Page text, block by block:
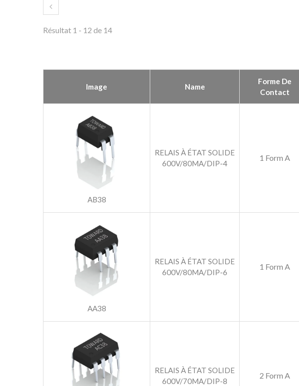
Résultat 1 - 12 de 14
Image Name
Forme De
Contact
AB38
RELAIS À ÉTAT SOLIDE
600V/80MA/DIP-4
1 Form A
AA38
RELAIS À ÉTAT SOLIDE
600V/80MA/DIP-6
1 Form A
RELAIS À ÉTAT SOLIDE
600V/70MA/DIP-8
2 Form A